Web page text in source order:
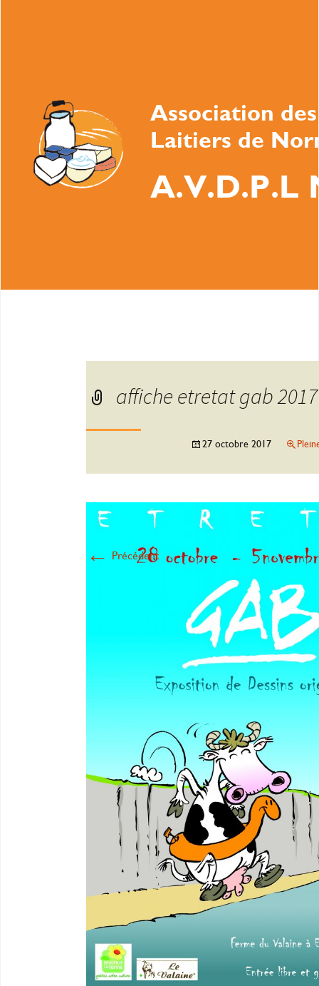
Association
Laitiers de
A.V.D.P.L
affiche etretat gab 2017
27 octobre 2017
← Précédent